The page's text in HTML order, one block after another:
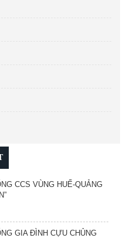
CCS VÙNG HUẾ-QUẢNG
GIA ĐÌNH CỰU CHỦNG